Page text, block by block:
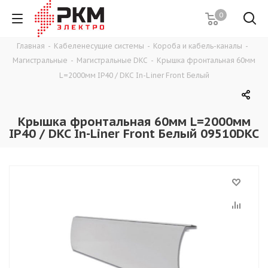
0
Главная - Кабеленесущие системы - Короба и кабель-каналы -
Магистральные - Магистральные DKC - Крышка фронтальная 60мм
L=2000мм IP40 / DKC In-Liner Front Белый
Крышка фронтальная 60мм L=2000мм
IP40 / DKC In-Liner Front Белый 09510DKC